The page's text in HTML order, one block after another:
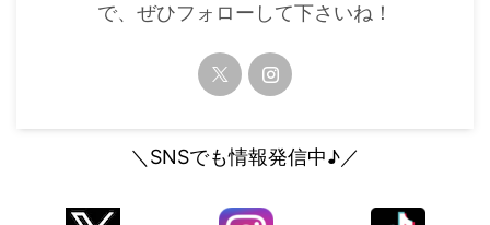
で、ぜひフォローして下さいね！
＼SNSでも情報発信中♪／